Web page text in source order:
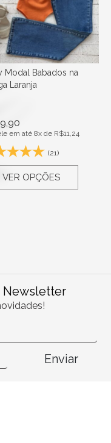
Modal Babados na
Laranja
em até 8x de R$11,24
(21)
VER OPÇÕES
Newsletter
Enviar